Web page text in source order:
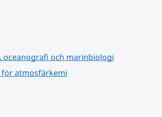
till annan webbplats.
oceanografi och marinbiologi
för atmosfärkemi